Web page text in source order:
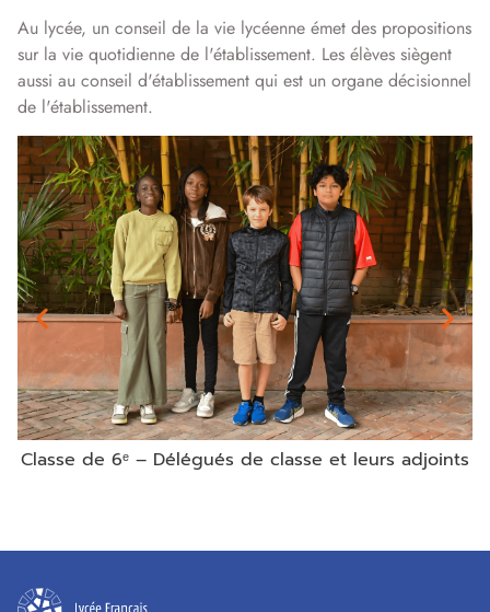
Au lycée, un conseil de la vie lycéenne émet des propositions
sur la vie quotidienne de l'établissement. Les élèves siègent
aussi au conseil d'établissement qui est un organe décisionnel
de l'établissement.
Classe de 6ᵉ – Délégués de classe et leurs adjoints